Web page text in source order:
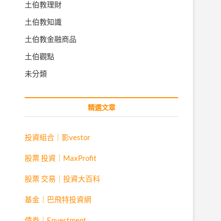
土伯教理財
土伯教知識
土伯教金融商品
土伯觀點
未分類
精選文章
投資組合｜影vestor
股票 投資｜MaxProfit
股票 交易｜投資大百科
基金｜巴飛特投資網